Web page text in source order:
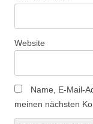
Website
Name, E-Mail-
meinen nächsten